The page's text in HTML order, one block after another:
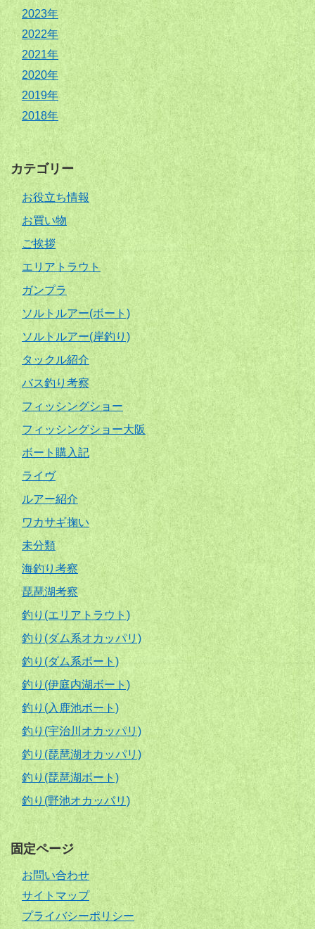
2023年
2022年
2021年
2020年
2019年
2018年
カテゴリー
お役立ち情報
お買い物
ご挨拶
エリアトラウト
ガンプラ
ソルトルアー(ボート)
ソルトルアー(岸釣り)
タックル紹介
バス釣り考察
フィッシングショー
フィッシングショー大阪
ボート購入記
ライヴ
ルアー紹介
ワカサギ掬い
未分類
海釣り考察
琵琶湖考察
釣り(エリアトラウト)
釣り(ダム系オカッパリ)
釣り(ダム系ボート)
釣り(伊庭内湖ボート)
釣り(入鹿池ボート)
釣り(宇治川オカッパリ)
釣り(琵琶湖オカッパリ)
釣り(琵琶湖ボート)
釣り(野池オカッパリ)
固定ページ
お問い合わせ
サイトマップ
プライバシーポリシー